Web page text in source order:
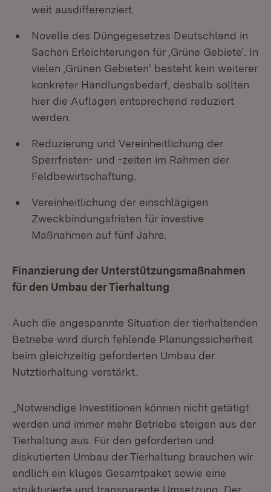
weit ausdifferenziert.
Novelle des Düngegesetzes Deutschland in
Sachen Erleichterungen für ‚Grüne Gebiete‘. In
vielen ‚Grünen Gebieten‘ besteht kein weiterer
konkreter Handlungsbedarf, deshalb sollten
hier die Auflagen entsprechend reduziert
werden.
Reduzierung und Vereinheitlichung der
Sperrfristen- und -zeiten im Rahmen der
Feldbewirtschaftung.
Vereinheitlichung der einschlägigen
Zweckbindungsfristen für investive
Maßnahmen auf fünf Jahre.
Finanzierung der Unterstützungsmaßnahmen
für den Umbau der Tierhaltung
Auch die angespannte Situation der tierhaltenden
Betriebe wird durch fehlende Planungssicherheit
beim gleichzeitig geforderten Umbau der
Nutztierhaltung verstärkt.
„Notwendige Investitionen können nicht getätigt
werden und immer mehr Betriebe steigen aus der
Tierhaltung aus. Für den geforderten und
diskutierten Umbau der Tierhaltung brauchen wir
endlich ein kluges Gesamtpaket sowie eine
strukturierte und transparente Umsetzung. Der